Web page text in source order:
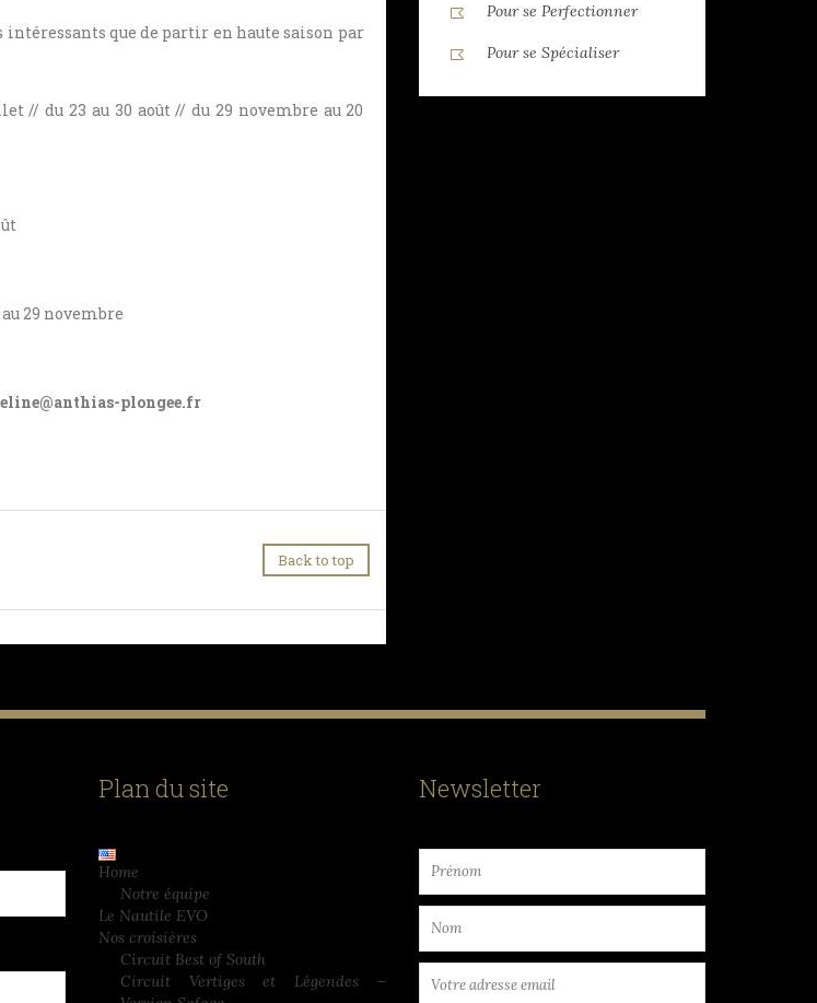
intéressants que de partir en haute saison par
// du 23 au 30 août // du 29 novembre au 20
au 29 novembre
plongee.fr
Back to top
Pour se Perfectionner
Pour se Spécialiser
Plan du site
Home
Notre équipe
Le Nautile EVO
Nos croisières
Circuit Best of South
Circuit Vertiges et Légendes –
Newsletter